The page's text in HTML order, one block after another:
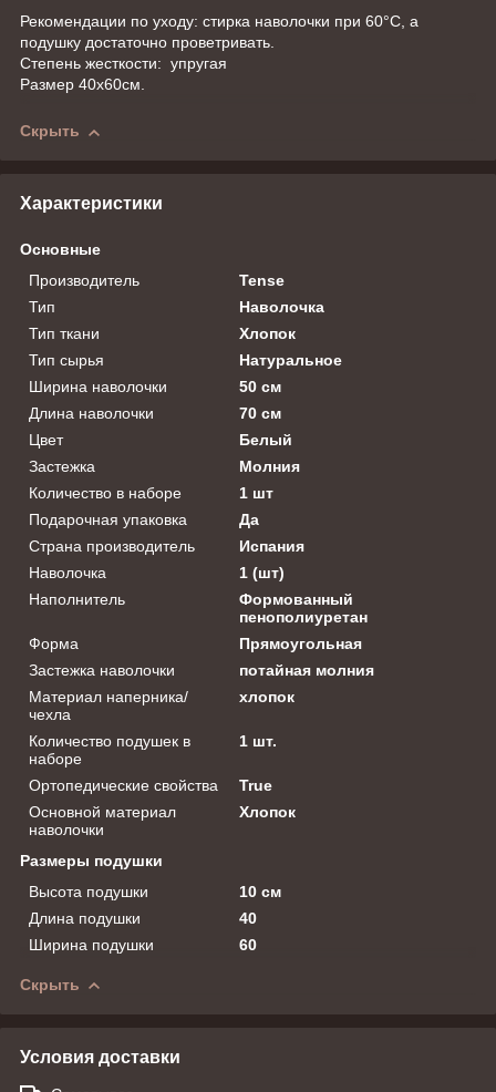
Рекомендации по уходу: стирка наволочки при 60°С, а
подушку достаточно проветривать.
Степень жесткости: упругая
Размер 40х60см.
Скрыть
Характеристики
Основные
Производитель
Tense
Тип
Наволочка
Тип ткани
Хлопок
Тип сырья
Натуральное
Ширина наволочки
50 см
Длина наволочки
70 см
Цвет
Белый
Застежка
Молния
Количество в наборе
1 шт
Подарочная упаковка
Да
Страна производитель
Испания
Наволочка
1 (шт)
Наполнитель
Формованный
пенополиуретан
Форма
Прямоугольная
Застежка наволочки
потайная молния
Материал наперника/
чехла
хлопок
Количество подушек в
наборе
1 шт.
Ортопедические свойства
True
Основной материал
наволочки
Хлопок
Размеры подушки
Высота подушки
10 см
Длина подушки
40
Ширина подушки
60
Скрыть
Условия доставки